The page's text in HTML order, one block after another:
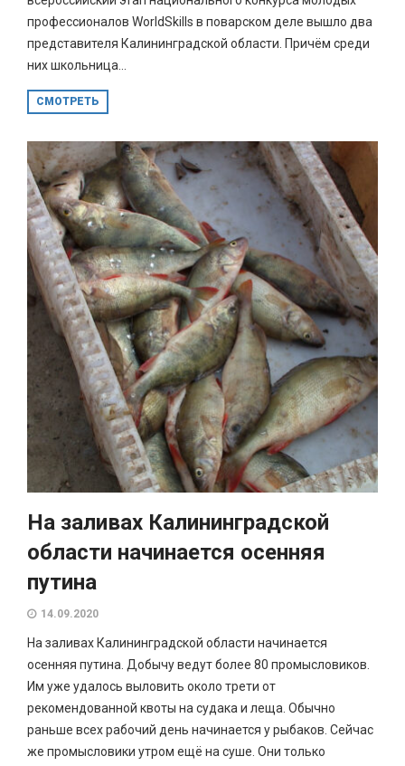
профессионалов WorldSkills в поварском деле вышло два
представителя Калининградской области. Причём среди
них школьница...
СМОТРЕТЬ
На заливах Калининградской
области начинается осенняя
путина
14.09.2020
На заливах Калининградской области начинается
осенняя путина. Добычу ведут более 80 промысловиков.
Им уже удалось выловить около трети от
рекомендованной квоты на судака и леща. Обычно
раньше всех рабочий день начинается у рыбаков. Сейчас
же промысловики утром ещё на суше. Они только